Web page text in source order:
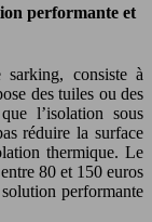
performante et
sarking, consiste à
des tuiles ou des
l’isolation sous
réduire la surface
thermique. Le
80 et 150 euros
performante